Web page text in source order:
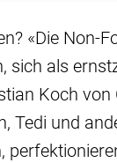
«Die Non-
sich als
Koch
Tedi und